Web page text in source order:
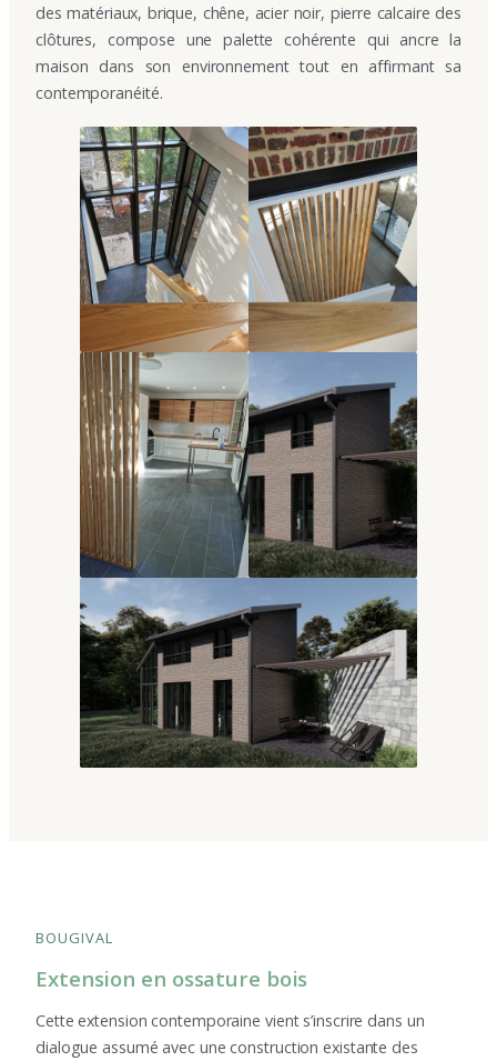
des matériaux, brique, chêne, acier noir, pierre calcaire des
clôtures, compose une palette cohérente qui ancre la
maison dans son environnement tout en affirmant sa
contemporanéité.
BOUGIVAL
Extension en ossature bois
Cette extension contemporaine vient s’inscrire dans un
dialogue assumé avec une construction existante des